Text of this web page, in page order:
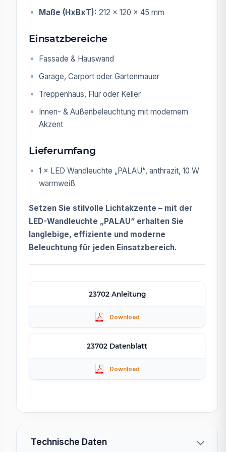
Maße (HxBxT): 212 × 120 × 45 mm
Einsatzbereiche
Fassade & Hauswand
Garage, Carport oder Gartenmauer
Treppenhaus, Flur oder Keller
Innen- & Außenbeleuchtung mit modernem
Akzent
Lieferumfang
1 × LED Wandleuchte „PALAU“, anthrazit, 10 W
warmweiß
Setzen Sie stilvolle Lichtakzente – mit der
LED-Wandleuchte „PALAU“ erhalten Sie
langlebige, effiziente und moderne
Beleuchtung für jeden Einsatzbereich.
23702 Anleitung
23702 Datenblatt
Technische Daten